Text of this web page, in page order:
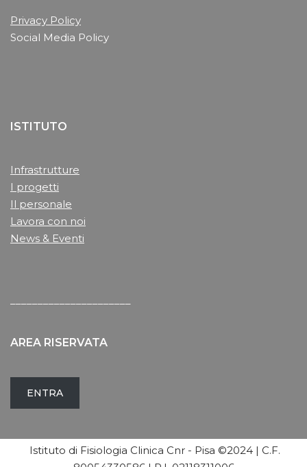
Privacy Policy
Social Media Policy
ISTITUTO
Infrastrutture
I progetti
Il personale
Lavora con noi
News & Eventi
AREA RISERVATA
ENTRA
Istituto di Fisiologia Clinica Cnr - Pisa ©2024 | C.F.